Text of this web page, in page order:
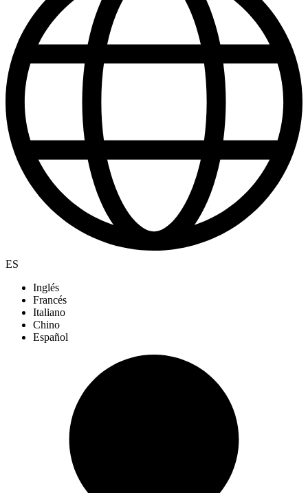
ES
Inglés
Francés
Italiano
Chino
Español